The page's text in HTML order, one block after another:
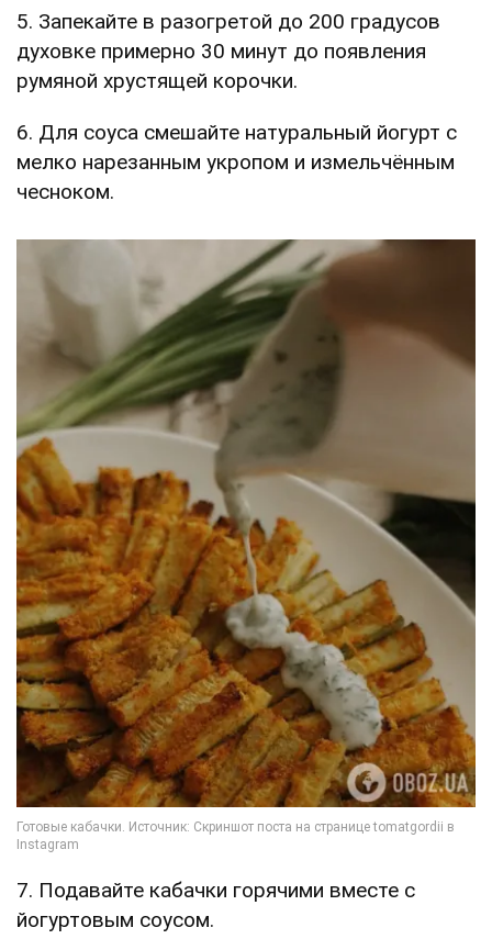
5. Запекайте в разогретой до 200 градусов
духовке примерно 30 минут до появления
румяной хрустящей корочки.
6. Для соуса смешайте натуральный йогурт с
мелко нарезанным укропом и измельчённым
чесноком.
7. Подавайте кабачки горячими вместе с
йогуртовым соусом.